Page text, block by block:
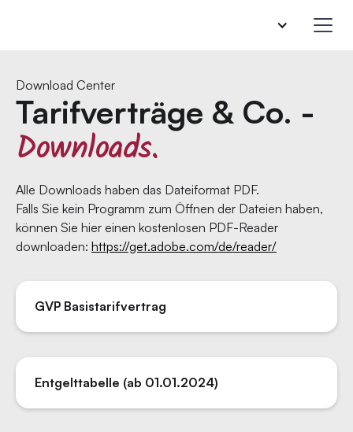
Download Center
Tarifverträge & Co. -
Downloads.
Alle Downloads haben das Dateiformat PDF.
Falls Sie kein Programm zum Öffnen der Dateien haben,
können Sie hier einen kostenlosen PDF-Reader
downloaden: https://get.adobe.com/de/reader/
GVP Basistarifvertrag
Entgelttabelle (ab 01.01.2024)